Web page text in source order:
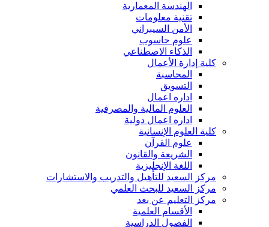
الهندسة المعمارية
تقنية معلومات
الأمن السيبراني
علوم حاسوب
الذكاء الاصطناعي
كلية إدارة الأعمال
المحاسبة
التسويق
اداره اعمال
العلوم المالية والمصرفية
اداره اعمال دولية
كلية العلوم الإنسانية
علوم القرآن
الشريعة والقانون
اللغة الإنجليزية
مركز السعيد للتأهيل والتدريب والاستشارات
مركز السعيد للبحث العلمي
مركز التعليم عن بعد
الأقسام العلمية
الفصول الدراسية